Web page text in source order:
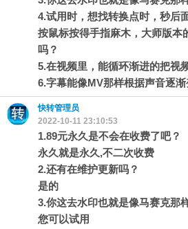
4.试用时，想找转换点时，秒后
按鼠标按得手指麻木，大师版本
吗？
5.在视频里，能循环渐进的把视
6.字幕能像MV那样根据声音逐
快转管理员
2022-10-11 23:10:53
1.89元永久是不会在收费了吧？
永久就是永久,不二次收费
2.还有在维护更新吗？
是的
3.你这去水印也就是像马赛克那
您可以试用